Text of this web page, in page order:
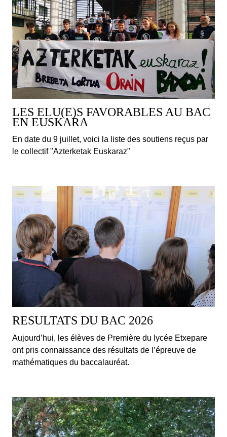
LES ELU(E)S FAVORABLES AU BAC
EN EUSKARA
En date du 9 juillet, voici la liste des soutiens reçus par
le collectif "Azterketak Euskaraz"
RESULTATS DU BAC 2026
Aujourd’hui, les élèves de Première du lycée Etxepare
ont pris connaissance des résultats de l’épreuve de
mathématiques du baccalauréat.